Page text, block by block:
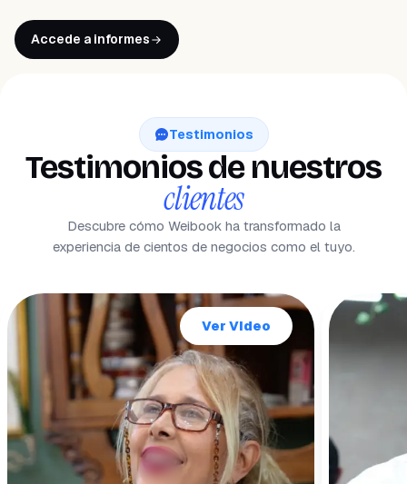
Accede a informes
Testimonios
Testimonios de nuestros
clientes
Descubre cómo Weibook ha transformado la
experiencia de cientos de negocios como el tuyo.
Ver Video